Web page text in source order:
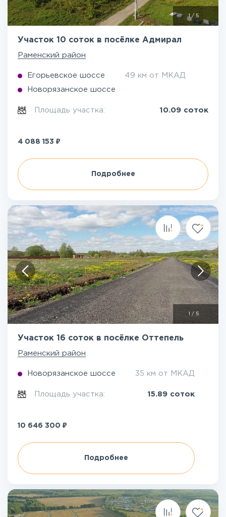
1/ 5
Участок 10 соток в посёлке Адмирал
Раменский район
Егорьевское шоссе 49 км от МКАД
Новорязанское шоссе
Площадь участка: 10.09 соток
4 088 153 ₽
Подробнее
1/ 5
Участок 16 соток в посёлке Оттепель
Раменский район
Новорязанское шоссе 35 км от МКАД
Площадь участка: 15.89 соток
10 646 300 ₽
Подробнее